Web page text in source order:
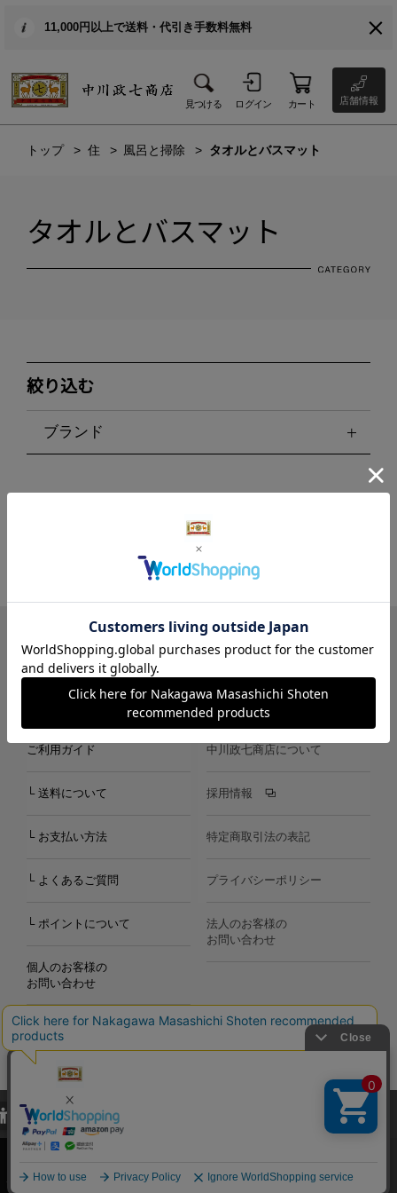
11,000円以上で送料・代引き手数料無料
見つける ログイン カート 店舗情報
トップ 住 風呂と掃除 タオルとバスマット
タオルとバスマット
絞り込む
ブランド
LINE Instagram X Facebook メールマガジン
ご利用ガイド
└ 送料について
└ お支払い方法
└ よくあるご質問
└ ポイントについて
個人のお客様の
お問い合わせ
中川政七商店について
採用情報
特定商取引法の表記
プライバシーポリシー
法人のお客様の
お問い合わせ
Copyright©2000-2026
Nakagawa Masashichi Shoten All Rights Reserved.
当サイトでは、当サイト内における閲覧履歴・属性情報などの取得およ
び利便性向上のためにクッキー（Cookie）を使用いたします。詳細に
関しては「プライバシーポリシー
承諾する